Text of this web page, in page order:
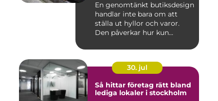
En genomtänkt butiksdesign
handlar inte bara om att
ställa ut hyllor och varor.
Den påverkar hur kun...
30. jul
Så hittar företag rätt bland
lediga lokaler i stockholm